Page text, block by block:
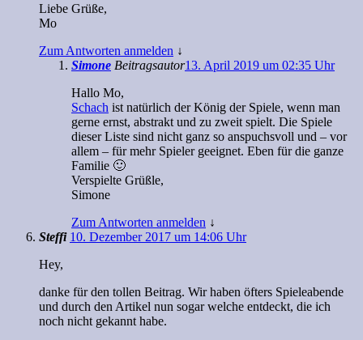
Liebe Grüße,
Mo
Zum Antworten anmelden ↓
Simone Beitragsautor13. April 2019 um 02:35 Uhr
Hallo Mo,
Schach ist natürlich der König der Spiele, wenn man
gerne ernst, abstrakt und zu zweit spielt. Die Spiele
dieser Liste sind nicht ganz so anspuchsvoll und – vor
allem – für mehr Spieler geeignet. Eben für die ganze
Familie 🙂
Verspielte Grüßle,
Simone
Zum Antworten anmelden ↓
Steffi 10. Dezember 2017 um 14:06 Uhr
Hey,
danke für den tollen Beitrag. Wir haben öfters Spieleabende
und durch den Artikel nun sogar welche entdeckt, die ich
noch nicht gekannt habe.